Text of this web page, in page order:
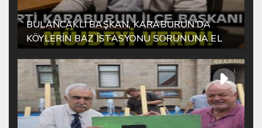
BULANCAKLI BAŞKAN, KARABURUN’DA
KÖYLERİN BAZ İSTASYONU SORUNUNA EL
ATTI!